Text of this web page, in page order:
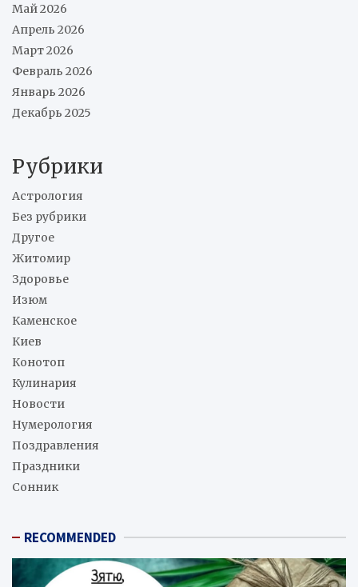
Май 2026
Апрель 2026
Март 2026
Февраль 2026
Январь 2026
Декабрь 2025
Рубрики
Астрология
Без рубрики
Другое
Житомир
Здоровье
Изюм
Каменское
Киев
Конотоп
Кулинария
Новости
Нумерология
Поздравления
Праздники
Сонник
RECOMMENDED